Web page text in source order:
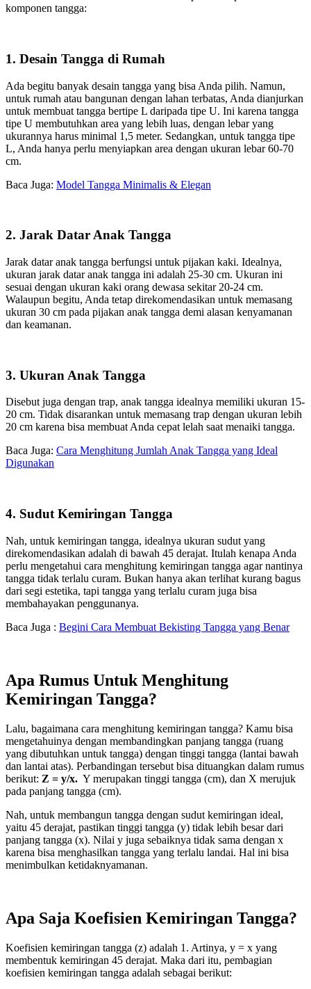
komponen tangga:
1. Desain Tangga di Rumah
Ada begitu banyak desain tangga yang bisa Anda pilih. Namun,
untuk rumah atau bangunan dengan lahan terbatas, Anda dianjurkan
untuk membuat tangga bertipe L daripada tipe U. Ini karena tangga
tipe U membutuhkan area yang lebih luas, dengan lebar yang
ukurannya harus minimal 1,5 meter. Sedangkan, untuk tangga tipe
L, Anda hanya perlu menyiapkan area dengan ukuran lebar 60-70
cm.
Baca Juga: Model Tangga Minimalis & Elegan
2. Jarak Datar Anak Tangga
Jarak datar anak tangga berfungsi untuk pijakan kaki. Idealnya,
ukuran jarak datar anak tangga ini adalah 25-30 cm. Ukuran ini
sesuai dengan ukuran kaki orang dewasa sekitar 20-24 cm.
Walaupun begitu, Anda tetap direkomendasikan untuk memasang
ukuran 30 cm pada pijakan anak tangga demi alasan kenyamanan
dan keamanan.
3. Ukuran Anak Tangga
Disebut juga dengan trap, anak tangga idealnya memiliki ukuran 15-
20 cm. Tidak disarankan untuk memasang trap dengan ukuran lebih
20 cm karena bisa membuat Anda cepat lelah saat menaiki tangga.
Baca Juga: Cara Menghitung Jumlah Anak Tangga yang Ideal
Digunakan
4. Sudut Kemiringan Tangga
Nah, untuk kemiringan tangga, idealnya ukuran sudut yang
direkomendasikan adalah di bawah 45 derajat. Itulah kenapa Anda
perlu mengetahui cara menghitung kemiringan tangga agar nantinya
tangga tidak terlalu curam. Bukan hanya akan terlihat kurang bagus
dari segi estetika, tapi tangga yang terlalu curam juga bisa
membahayakan penggunanya.
Baca Juga : Begini Cara Membuat Bekisting Tangga yang Benar
Apa Rumus Untuk Menghitung
Kemiringan Tangga?
Lalu, bagaimana cara menghitung kemiringan tangga? Kamu bisa
mengetahuinya dengan membandingkan panjang tangga (ruang
yang dibutuhkan untuk tangga) dengan tinggi tangga (lantai bawah
dan lantai atas). Perbandingan tersebut bisa dituangkan dalam rumus
berikut: Z = y/x. Y merupakan tinggi tangga (cm), dan X merujuk
pada panjang tangga (cm).
Nah, untuk membangun tangga dengan sudut kemiringan ideal,
yaitu 45 derajat, pastikan tinggi tangga (y) tidak lebih besar dari
panjang tangga (x). Nilai y juga sebaiknya tidak sama dengan x
karena bisa menghasilkan tangga yang terlalu landai. Hal ini bisa
menimbulkan ketidaknyamanan.
Apa Saja Koefisien Kemiringan Tangga?
Koefisien kemiringan tangga (z) adalah 1. Artinya, y = x yang
membentuk kemiringan 45 derajat. Maka dari itu, pembagian
koefisien kemiringan tangga adalah sebagai berikut: